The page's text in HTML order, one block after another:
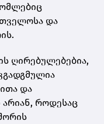
და
ღირებულებებია,
და
როდესაც